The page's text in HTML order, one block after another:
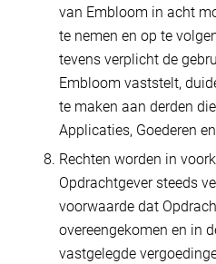
van Embloom in acht
te nemen en op te
tevens verplicht de
Embloom vaststelt,
te maken aan derden
Applicaties, Goederen
Rechten worden in
Opdrachtgever steeds
voorwaarde dat
overeengekomen en in
vastgelegde